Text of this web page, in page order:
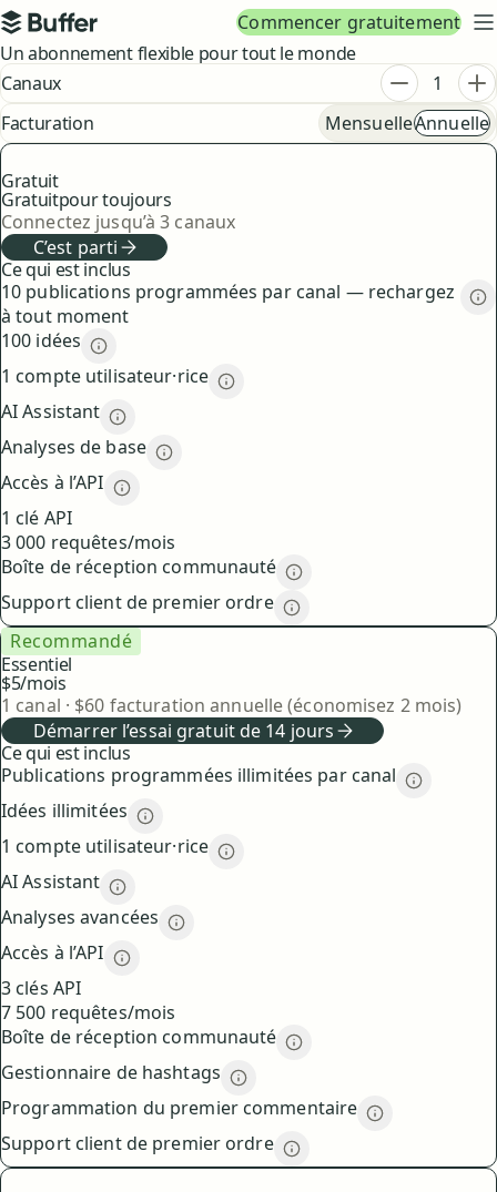
Navigation principale
Buffer
Commencer gratuitement
Tarifs
Un abonnement flexible pour tout le monde
Offres
Canaux Réduire le
Facturationfréquence MensuelleAnnuelle
Gratuit
Gratuitpour toujours
Connectez jusqu’à 3 canaux
C’est parti
Ce qui est inclus
10 publications programmées par canal — rechargez
à tout moment
100 idées
100 idées
1 compte utilisateur·rice
1 compte utilisateur·rice
AI Assistant
AI Assistant
Analyses de base
Analyses de base
Accès à l’API
Accès à l’API
1 clé API
3 000 requêtes/mois
Boîte de réception communauté
Boîte de réception
Support client de premier ordre
Support client de
Essentiel
Recommandé
$5/mois
1 canal · $60 facturation annuelle (économisez 2 mois)
Démarrer l’essai gratuit de 14 jours
Ce qui est inclus
Publications programmées illimitées par canal
Idées illimitées
Idées illimitées
1 compte utilisateur·rice
1 compte utilisateur·rice
AI Assistant
AI Assistant
Analyses avancées
Analyses avancées
Accès à l’API
Accès à l’API
3 clés API
7 500 requêtes/mois
Boîte de réception communauté
Boîte de réception
Gestionnaire de hashtags
Gestionnaire de hashtags
Programmation du premier commentaire
Support client de premier ordre
Support client de